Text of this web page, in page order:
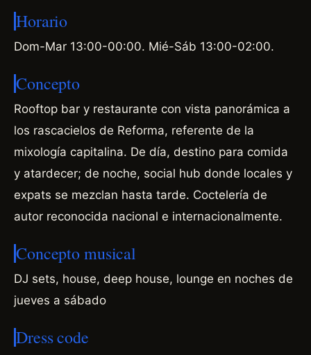
Horario
Dom-Mar 13:00-00:00. Mié-Sáb 13:00-02:00.
Concepto
Rooftop bar y restaurante con vista panorámica a
los rascacielos de Reforma, referente de la
mixología capitalina. De día, destino para comida
y atardecer; de noche, social hub donde locales y
expats se mezclan hasta tarde. Coctelería de
autor reconocida nacional e internacionalmente.
Concepto musical
DJ sets, house, deep house, lounge en noches de
jueves a sábado
Dress code